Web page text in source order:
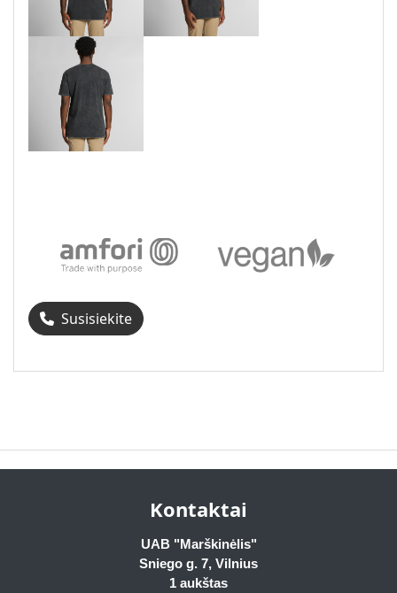
Susisiekite
Kontaktai
UAB "Marškinėlis"
Sniego g. 7, Vilnius
1 aukštas